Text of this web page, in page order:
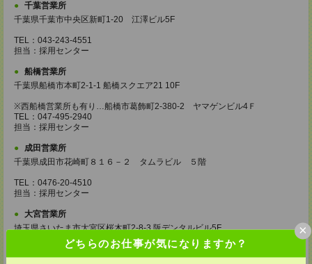
どちらのお仕事が気になりますか？
×
千葉営業所
千葉県千葉市中央区新町1-20 江澤ビル5F
TEL：043-243-4551
担当：採用センター
船橋営業所
千葉県船橋市本町2-1-1 船橋スクエア21 10F
※西船橋営業所も有り…船橋市葛飾町2-380-2 ヤマゲンビル4Ｆ
TEL：047-495-2940
担当：採用センター
成田営業所
千葉県成田市花崎町８１６－２ タムラビル ５階
TEL：0476-20-4510
担当：採用センター
大宮営業所
埼玉県さいたま市大宮区桜木町2-8-3 阪デンタルビル5F
TEL：048-640-4520
担当：採用センター